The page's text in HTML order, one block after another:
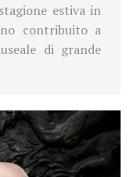
estiva in
contribuito a
di grande